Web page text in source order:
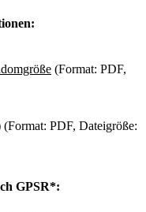
(Format: PDF,
(Format: PDF, Dateigröße:
GPSR*: